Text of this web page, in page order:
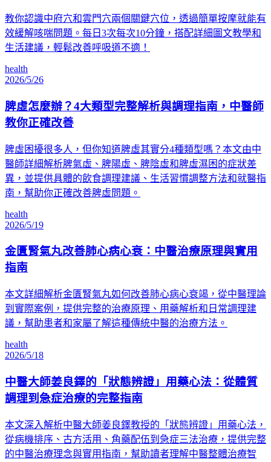
教你認識中府穴和雲門穴兩個關鍵穴位，透過簡單按摩就能有
效緩解咳喘問題。每日3次每次10分鐘，搭配詳細圖文教學和
生活建議，輕鬆改善呼吸道不適！
health
2026/5/26
脾虛怎麼辦？4大類型完整解析與調理指南，中醫師
教你正確改善
脾虛困擾很多人，但你知道脾虛其實分4種類型嗎？本文由中
醫師詳細解析脾氣虛、脾陽虛、脾陰虛和脾虛濕困的症狀差
異，並提供具體的飲食調理建議、生活習慣調整方法和就醫指
南，幫助你正確改善脾虛問題。
health
2026/5/19
金匱腎氣丸改善肺心病心衰：中醫治療原理與實用
指南
本文詳細解析金匱腎氣丸如何改善肺心病心衰竭，從中醫理論
到實際案例，提供完整的治療原理、用藥解析和日常調理建
議，幫助患者和家屬了解這種傳統中醫的治療方法。
health
2026/5/18
中醫大師姜良鐸的「狀態辨證」用藥心法：從體質
調理到急症治療的完整指南
本文深入解析中醫大師姜良鐸教授的「狀態辨證」用藥心法，
從病機排序、古方活用、角藥配伍到急症三法治療，提供完整
的中醫治療理念與實用指南，幫助讀者理解中醫整體治療智